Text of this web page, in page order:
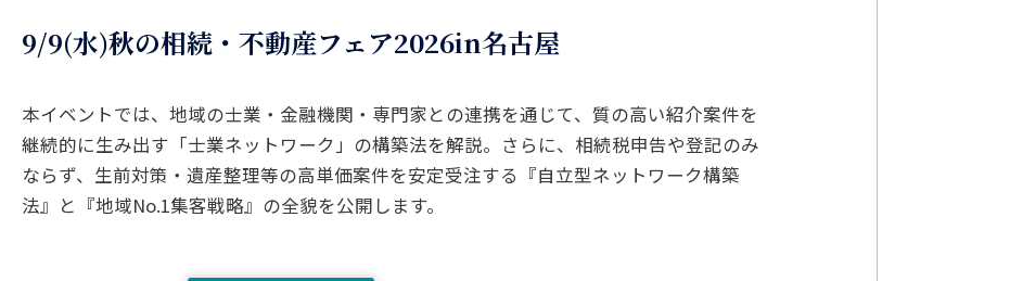
9/9(水)秋の相続・不動産フェア2026in名古屋
本イベントでは、地域の士業・金融機関・専門家との連携を通じて、質の高い紹介案件を
継続的に生み出す「士業ネットワーク」の構築法を解説。さらに、相続税申告や登記のみ
ならず、生前対策・遺産整理等の高単価案件を安定受注する『自立型ネットワーク構築
法』と『地域No.1集客戦略』の全貌を公開します。